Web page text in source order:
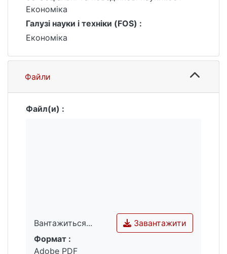
Економіка
Галузі науки і техніки (FOS) :
Економіка
Файли
Файл(и) :
Вантажиться...
Вантажиться...
Завантажити
Формат :
Adobe PDF